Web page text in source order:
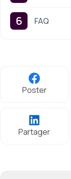
FAQ
Poster
Partager